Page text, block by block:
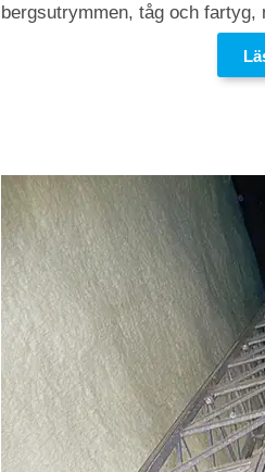
bergsutrymmen, tåg och fartyg,